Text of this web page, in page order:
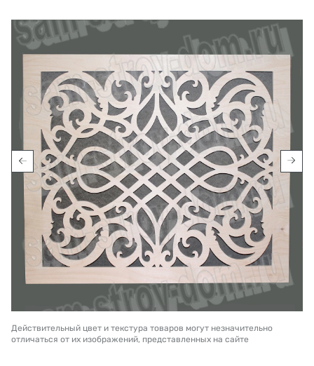
Действительный цвет и текстура товаров могут незначительно
отличаться от их изображений, представленных на сайте